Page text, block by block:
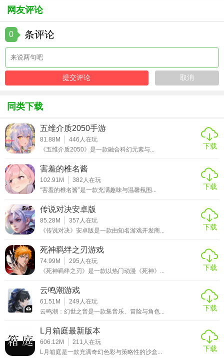
网友评论
0 条评论
同类下载
五维介质2050手游
81.88M 446 人在玩
《五维介质2050》是一款融合科幻元素与...
下载
害羞的椎名酱
102.91M 382 人在玩
“害羞的椎名酱”是一款充满趣味与温馨氛围...
下载
传说对决安卓版
85.28M 357 人在玩
《传说对决》安卓版是一款由知名游戏开发商...
下载
死神羁绊之刃游戏
74.99M 295 人在玩
《死神羁绊之刃》是一款以热门动漫《死神》...
下载
云鸣潮游戏
61.51M 249 人在玩
云鸣潮：幻世之音是一款集音乐、冒险与角色...
下载
L月箱庭最新版本
606.12M 211 人在玩
L月箱庭是一款充满奇幻色彩与策略性的沙盒...
下载